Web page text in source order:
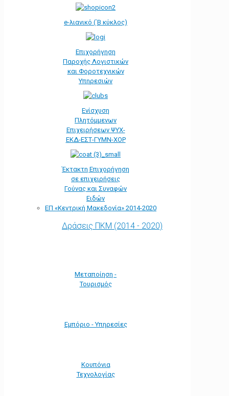
e-λιανικό (΄Β κύκλος)
Επιχορήγηση
Παροχής Λογιστικών
και Φοροτεχνικών
Υπηρεσιών
Ενίσχυση
Πλητόμμενων
Επιχειρήσεων ΨΥΧ-
ΕΚΔ-ΕΣΤ-ΓΥΜΝ-ΧΟΡ
Έκτακτη Επιχορήγηση
σε επιχειρήσεις
Γούνας και Συναφών
Ειδών
ΕΠ «Kεντρική Μακεδονία» 2014-2020
Δράσεις ΠΚΜ (2014 - 2020)
Μεταποίηση -
Τουρισμός
Εμπόριο - Υπηρεσίες
Κουπόνια
Τεχνολογίας